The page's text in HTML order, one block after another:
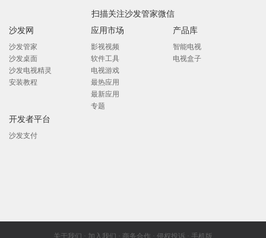
扫描关注沙发管家微信
沙发网
沙发管家
沙发桌面
沙发电视精灵
安装教程
应用市场
影视视频
软件工具
电视游戏
最热应用
最新应用
专题
产品库
智能电视
电视盒子
开发者平台
沙发支付
关于我们 · 加入我们 · 商务合作 · 侵权投诉 · 手机版